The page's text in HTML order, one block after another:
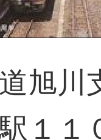
旭川
駅１